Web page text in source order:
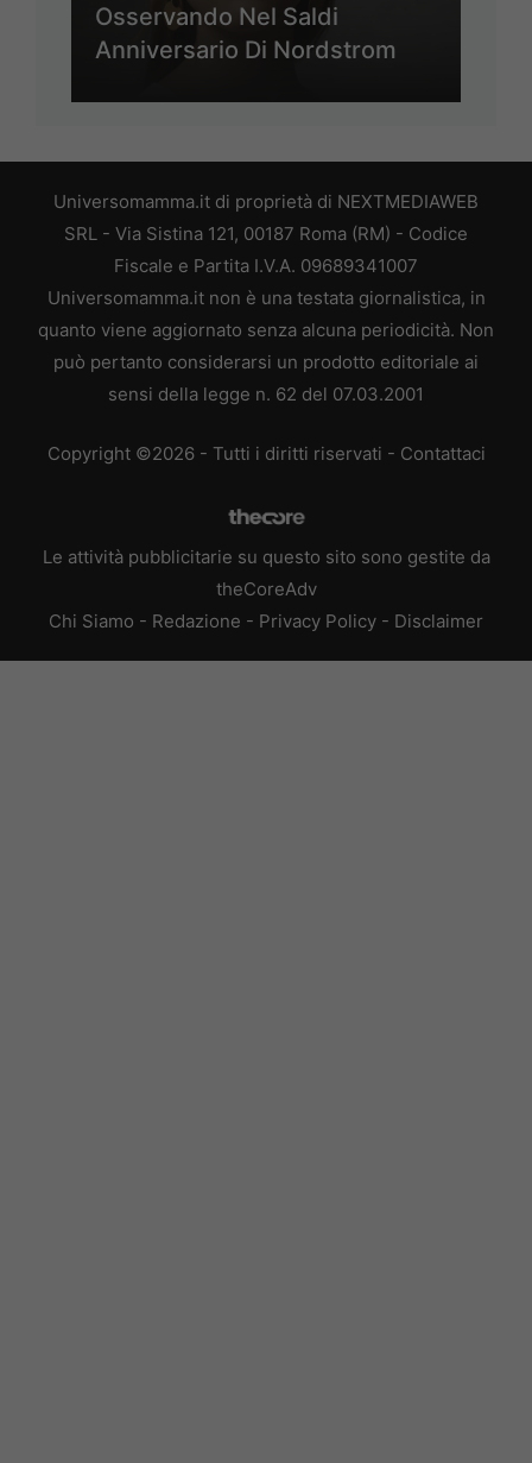
Osservando Nel Saldi
Anniversario Di Nordstrom
Universomamma.it di proprietà di NEXTMEDIAWEB
SRL - Via Sistina 121, 00187 Roma (RM) - Codice
Fiscale e Partita I.V.A. 09689341007
Universomamma.it non è una testata giornalistica, in
quanto viene aggiornato senza alcuna periodicità. Non
può pertanto considerarsi un prodotto editoriale ai
sensi della legge n. 62 del 07.03.2001
Copyright ©2026 - Tutti i diritti riservati - Contattaci
Le attività pubblicitarie su questo sito sono gestite da
theCoreAdv
Chi Siamo - Redazione - Privacy Policy - Disclaimer